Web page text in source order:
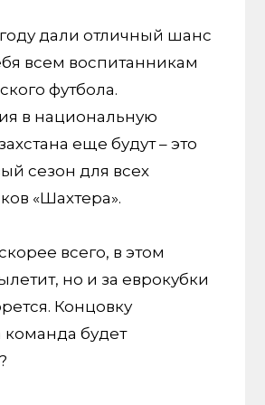
дали отличный шанс
всем воспитанникам
футбола.
в национальную
еще будут – это
сезон для всех
«Шахтера».
всего, в этом
но и за еврокубки
Концовку
будет